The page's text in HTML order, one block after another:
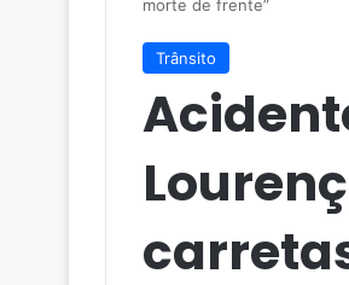
morte de frente”
Trânsito